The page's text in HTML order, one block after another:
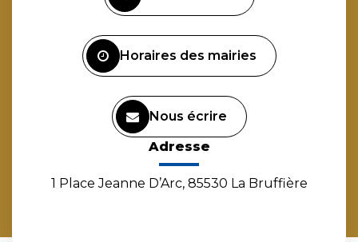
comptecomptecompte
chaîne
Horaires des mairies
Nous écrire
Adresse
1 Place Jeanne D’Arc, 85530 La Bruffière